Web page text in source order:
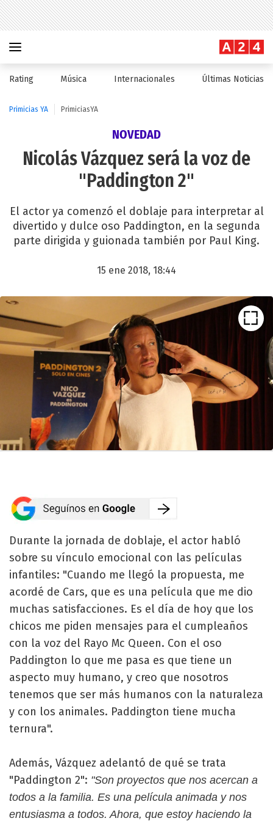
Rating Música Internacionales Últimas Noticias
Primicias YA PrimiciasYA
NOVEDAD
Nicolás Vázquez será la voz de
"Paddington 2"
El actor ya comenzó el doblaje para interpretar al
divertido y dulce oso Paddington, en la segunda
parte dirigida y guionada también por Paul King.
15 ene 2018, 18:44
Durante la jornada de doblaje, el actor habló
sobre su vínculo emocional con las películas
infantiles: "Cuando me llegó la propuesta, me
acordé de Cars, que es una película que me dio
muchas satisfacciones. Es el día de hoy que los
chicos me piden mensajes para el cumpleaños
con la voz del Rayo Mc Queen. Con el oso
Paddington lo que me pasa es que tiene un
aspecto muy humano, y creo que nosotros
tenemos que ser más humanos con la naturaleza
y con los animales. Paddington tiene mucha
ternura".
Además, Vázquez adelantó de qué se trata
"Paddington 2": "Son proyectos que nos acercan a
todos a la familia. Es una película animada y nos
entusiasma a todos. Ahora, que estoy haciendo la